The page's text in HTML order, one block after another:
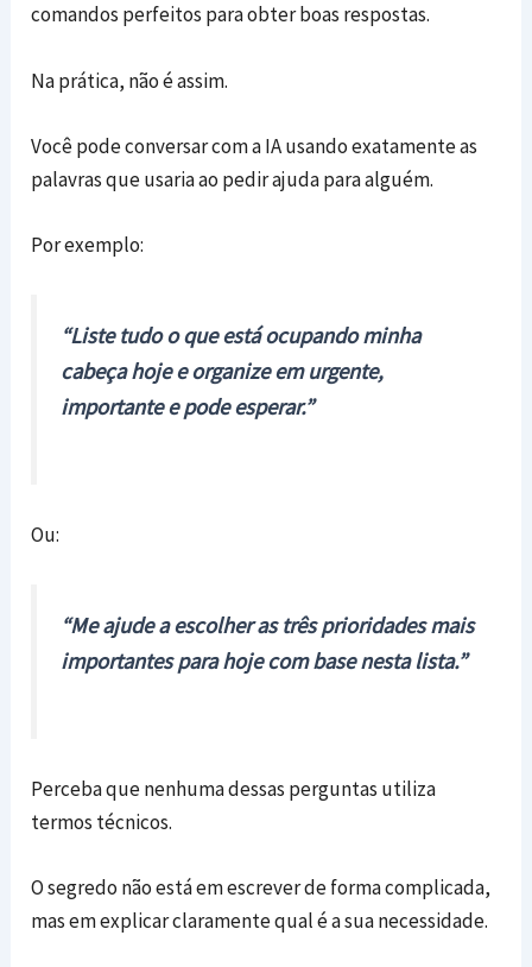
comandos perfeitos para obter boas respostas.
Na prática, não é assim.
Você pode conversar com a IA usando exatamente as
palavras que usaria ao pedir ajuda para alguém.
Por exemplo:
“Liste tudo o que está ocupando minha
cabeça hoje e organize em urgente,
importante e pode esperar.”
Ou:
“Me ajude a escolher as três prioridades mais
importantes para hoje com base nesta lista.”
Perceba que nenhuma dessas perguntas utiliza
termos técnicos.
O segredo não está em escrever de forma complicada,
mas em explicar claramente qual é a sua necessidade.